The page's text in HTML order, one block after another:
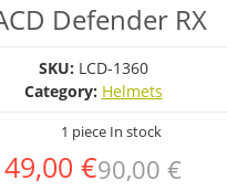
Defender RX
SKU: LCD-1360
Category: Helmets
1 piece In stock
49,00 €90,00 €